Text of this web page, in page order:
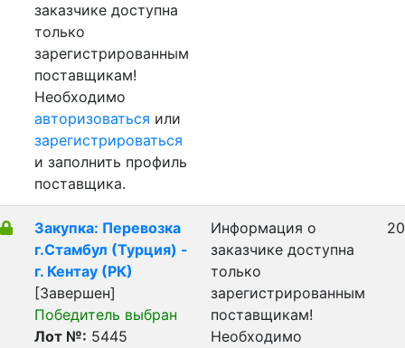
заказчике доступна
только
зарегистрированным
поставщикам!
Необходимо
авторизоваться или
зарегистрироваться
и заполнить профиль
поставщика.
Закупка: Перевозка
г.Стамбул (Турция) -
г. Кентау (РК)
[Завершен]
Победитель выбран
Лот №: 5445
Информация о
заказчике доступна
только
зарегистрированным
поставщикам!
Необходимо